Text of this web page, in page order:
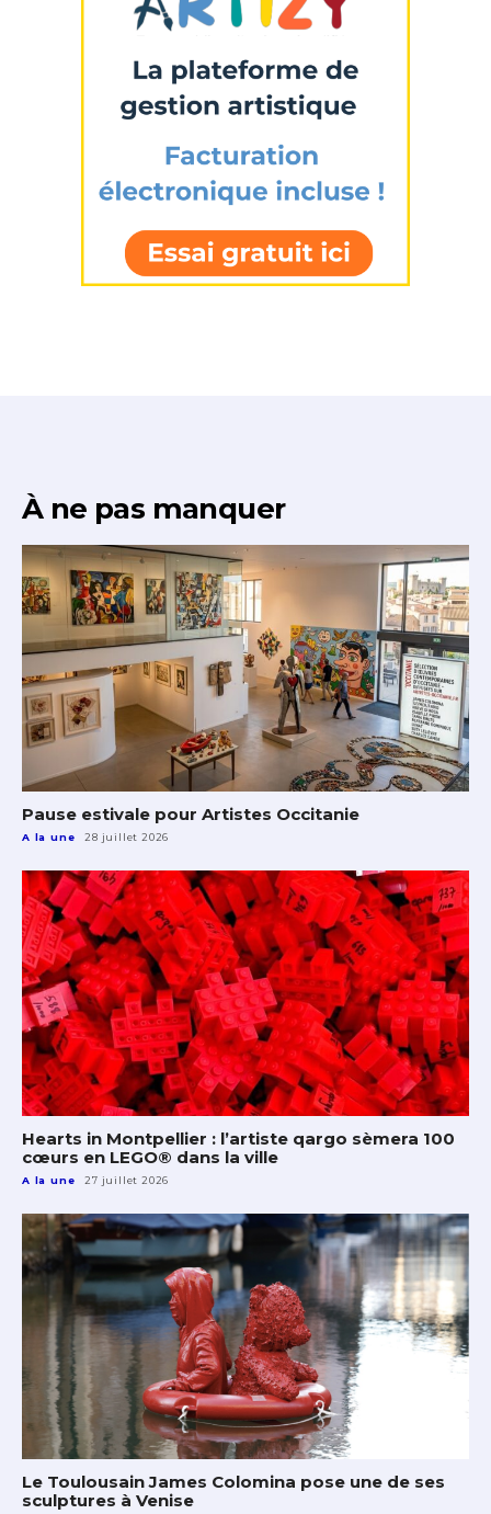
À ne pas manquer
Pause estivale pour Artistes Occitanie
A la une 28 juillet 2026
Hearts in Montpellier : l’artiste qargo sèmera 100
cœurs en LEGO® dans la ville
A la une 27 juillet 2026
Le Toulousain James Colomina pose une de ses
sculptures à Venise